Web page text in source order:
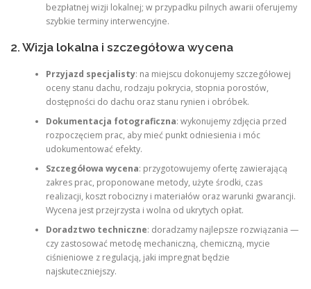
bezpłatnej wizji lokalnej; w przypadku pilnych awarii oferujemy
szybkie terminy interwencyjne.
2. Wizja lokalna i szczegółowa wycena
Przyjazd specjalisty: na miejscu dokonujemy szczegółowej
oceny stanu dachu, rodzaju pokrycia, stopnia porostów,
dostępności do dachu oraz stanu rynien i obróbek.
Dokumentacja fotograficzna: wykonujemy zdjęcia przed
rozpoczęciem prac, aby mieć punkt odniesienia i móc
udokumentować efekty.
Szczegółowa wycena: przygotowujemy ofertę zawierającą
zakres prac, proponowane metody, użyte środki, czas
realizacji, koszt robocizny i materiałów oraz warunki gwarancji.
Wycena jest przejrzysta i wolna od ukrytych opłat.
Doradztwo techniczne: doradzamy najlepsze rozwiązania —
czy zastosować metodę mechaniczną, chemiczną, mycie
ciśnieniowe z regulacją, jaki impregnat będzie
najskuteczniejszy.